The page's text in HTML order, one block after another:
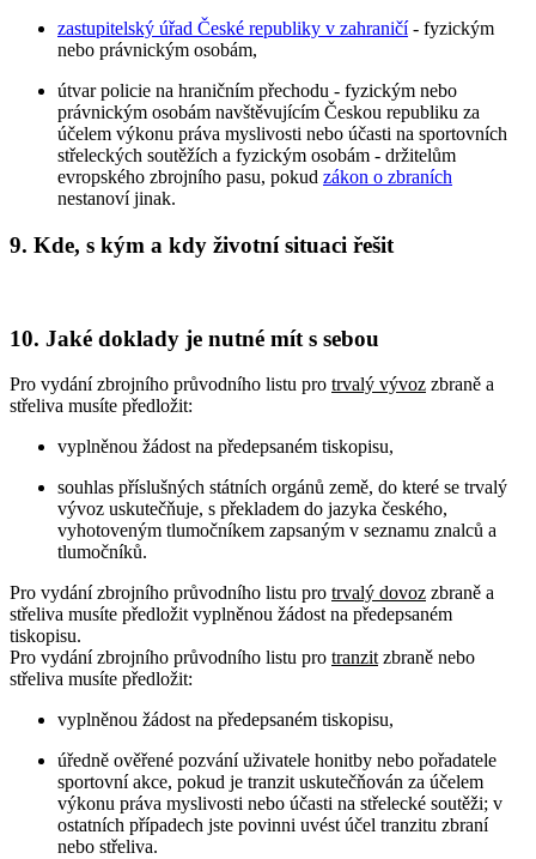
zastupitelský úřad České republiky v zahraničí- fyzickým
nebo právnickým osobám,
útvar policie na hraničním přechodu - fyzickým nebo
právnickým osobám navštěvujícím Českou republiku za
účelem výkonu práva myslivosti nebo účasti na sportovních
střeleckých soutěžích a fyzickým osobám - držitelům
evropského zbrojního pasu, pokud zákon o zbraních
nestanoví jinak.
9. Kde, s kým a kdy životní situaci řešit
10. Jaké doklady je nutné mít s sebou
Pro vydání zbrojního průvodního listu pro trvalý vývoz zbraně a
střeliva musíte předložit:
vyplněnou žádost na předepsaném tiskopisu,
souhlas příslušných státních orgánů země, do které se trvalý
vývoz uskutečňuje, s překladem do jazyka českého,
vyhotoveným tlumočníkem zapsaným v seznamu znalců a
tlumočníků.
Pro vydání zbrojního průvodního listu pro trvalý dovoz zbraně a
střeliva musíte předložit vyplněnou žádost na předepsaném
tiskopisu.
Pro vydání zbrojního průvodního listu pro tranzit zbraně nebo
střeliva musíte předložit:
vyplněnou žádost na předepsaném tiskopisu,
úředně ověřené pozvání uživatele honitby nebo pořadatele
sportovní akce, pokud je tranzit uskutečňován za účelem
výkonu práva myslivosti nebo účasti na střelecké soutěži; v
ostatních případech jste povinni uvést účel tranzitu zbraní
nebo střeliva.